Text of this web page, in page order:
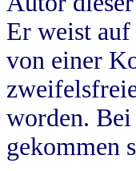
Er weist
von einer
worden.
gekommen